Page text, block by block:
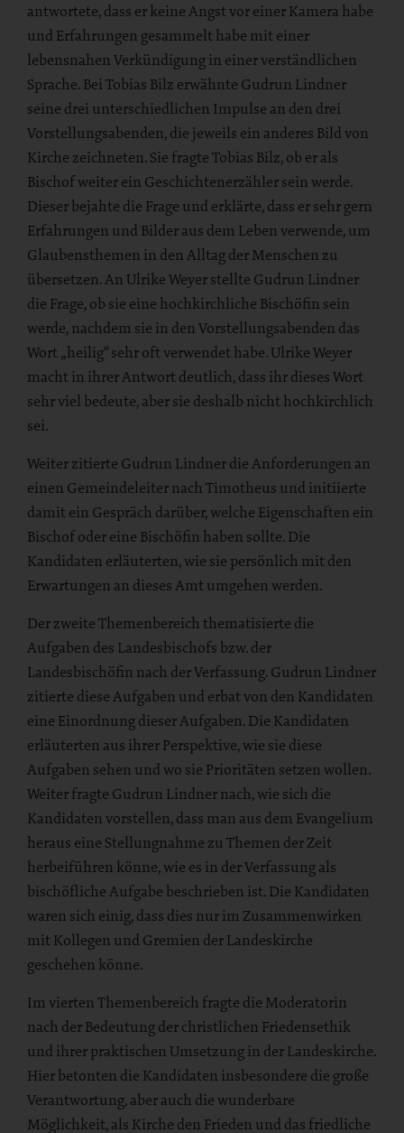
antwortete, dass er keine Angst vor einer Kamera habe
und Erfahrungen gesammelt habe mit einer
lebensnahen Verkündigung in einer verständlichen
Sprache. Bei Tobias Bilz erwähnte Gudrun Lindner
seine drei unterschiedlichen Impulse an den drei
Vorstellungsabenden, die jeweils ein anderes Bild von
Kirche zeichneten. Sie fragte Tobias Bilz, ob er als
Bischof weiter ein Geschichtenerzähler sein werde.
Dieser bejahte die Frage und erklärte, dass er sehr gern
Erfahrungen und Bilder aus dem Leben verwende, um
Glaubensthemen in den Alltag der Menschen zu
übersetzen. An Ulrike Weyer stellte Gudrun Lindner
die Frage, ob sie eine hochkirchliche Bischöfin sein
werde, nachdem sie in den Vorstellungsabenden das
Wort „heilig“ sehr oft verwendet habe. Ulrike Weyer
macht in ihrer Antwort deutlich, dass ihr dieses Wort
sehr viel bedeute, aber sie deshalb nicht hochkirchlich
sei.
Weiter zitierte Gudrun Lindner die Anforderungen an
einen Gemeindeleiter nach Timotheus und initiierte
damit ein Gespräch darüber, welche Eigenschaften ein
Bischof oder eine Bischöfin haben sollte. Die
Kandidaten erläuterten, wie sie persönlich mit den
Erwartungen an dieses Amt umgehen werden.
Der zweite Themenbereich thematisierte die
Aufgaben des Landesbischofs bzw. der
Landesbischöfin nach der Verfassung. Gudrun Lindner
zitierte diese Aufgaben und erbat von den Kandidaten
eine Einordnung dieser Aufgaben. Die Kandidaten
erläuterten aus ihrer Perspektive, wie sie diese
Aufgaben sehen und wo sie Prioritäten setzen wollen.
Weiter fragte Gudrun Lindner nach, wie sich die
Kandidaten vorstellen, dass man aus dem Evangelium
heraus eine Stellungnahme zu Themen der Zeit
herbeiführen könne, wie es in der Verfassung als
bischöfliche Aufgabe beschrieben ist. Die Kandidaten
waren sich einig, dass dies nur im Zusammenwirken
mit Kollegen und Gremien der Landeskirche
geschehen könne.
Im vierten Themenbereich fragte die Moderatorin
nach der Bedeutung der christlichen Friedensethik
und ihrer praktischen Umsetzung in der Landeskirche.
Hier betonten die Kandidaten insbesondere die große
Verantwortung, aber auch die wunderbare
Möglichkeit, als Kirche den Frieden und das friedliche